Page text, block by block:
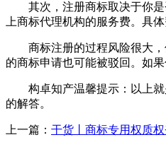
其次，注册商标取决于你是
上商标代理机构的服务费。具
商标注册的过程风险很大，
的商标申请也可能被驳回。如
构卓知产温馨提示：以上就
的解答。
上一篇： 干货丨商标专用权质